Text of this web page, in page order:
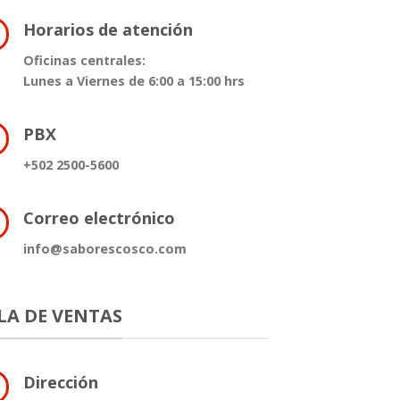
Horarios de atención
Oficinas centrales:
Lunes a Viernes de 6:00 a 15:00 hrs
PBX
+502 2500-5600
Correo electrónico
info@saborescosco.com
DE VENTAS
Dirección